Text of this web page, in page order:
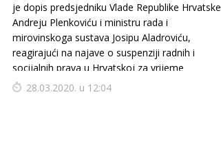
je dopis predsjedniku Vlade Republike Hrvatske
Andreju Plenkoviću i ministru rada i
mirovinskoga sustava Josipu Aladroviću,
reagirajući na najave o suspenziji radnih i
socijalnih prava u Hrvatskoj za vrijeme
pandemije COVID-19.
28.03.2020. u 12:04